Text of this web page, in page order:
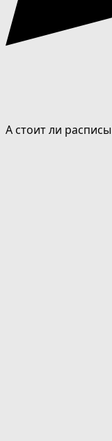
А стоит ли